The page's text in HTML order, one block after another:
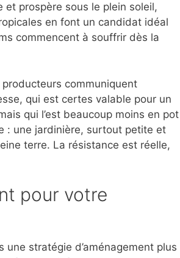
prospère sous le plein soleil,
en font un candidat idéal
commencent à souffrir dès la
communiquent
qui est certes valable pour un
qui l’est beaucoup moins en pot
: une jardinière, surtout petite et
terre. La résistance est réelle,
pour votre
une stratégie d’aménagement plus